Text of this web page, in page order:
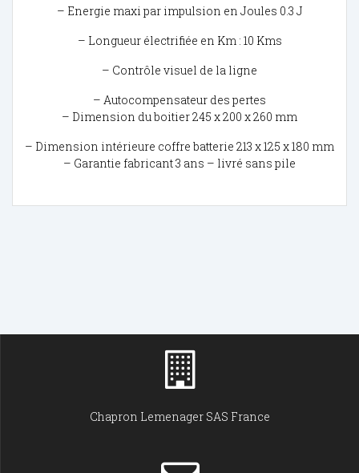
– Energie maxi par impulsion en Joules 0.3 J
– Longueur électrifiée en Km : 10 Kms
– Contrôle visuel de la ligne
– Autocompensateur des pertes
– Dimension du boitier 245 x 200 x 260 mm
– Dimension intérieure coffre batterie 213 x 125 x 180 mm
– Garantie fabricant 3 ans – livré sans pile
Chapron Lemenager SAS France